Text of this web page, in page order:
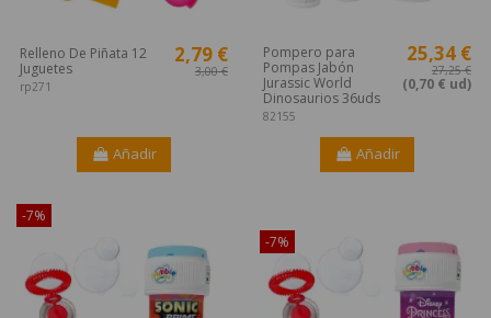
Relleno De Piñata 12
Juguetes
rp271
2,79 €
3,00 €
Añadir
Pompero para
Pompas Jabón
Jurassic World
Dinosaurios 36uds
82155
25,34 €
27,25 €
(0,70 € ud)
Añadir
-7%
-7%